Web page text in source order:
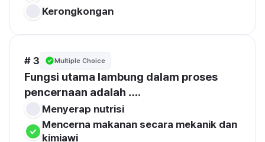
Kerongkongan
# 3 Multiple Choice
Fungsi utama lambung dalam proses
pencernaan adalah ….
Menyerap nutrisi
Mencerna makanan secara mekanik dan
kimiawi